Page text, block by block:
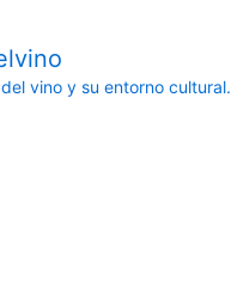
vino y su entorno cultural.